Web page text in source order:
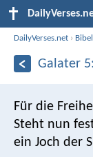
DailyVerses.net ›
Galater
Für die
Steht nun
ein Joch der